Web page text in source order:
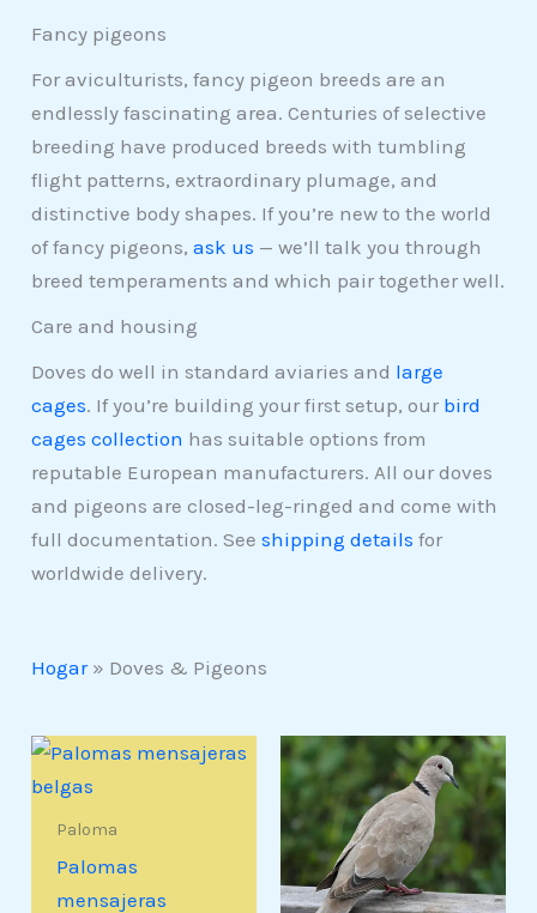
Fancy pigeons
For aviculturists, fancy pigeon breeds are an
endlessly fascinating area. Centuries of selective
breeding have produced breeds with tumbling
flight patterns, extraordinary plumage, and
distinctive body shapes. If you’re new to the world
of fancy pigeons,ask us — we’ll talk you through
breed temperaments and which pair together well.
Care and housing
Doves do well in standard aviaries and large
cages. If you’re building your first setup, our bird
cages collection has suitable options from
reputable European manufacturers. All our doves
and pigeons are closed-leg-ringed and come with
full documentation. Seeshipping details for
worldwide delivery.
Hogar» Doves & Pigeons
Paloma
Palomas
mensajeras